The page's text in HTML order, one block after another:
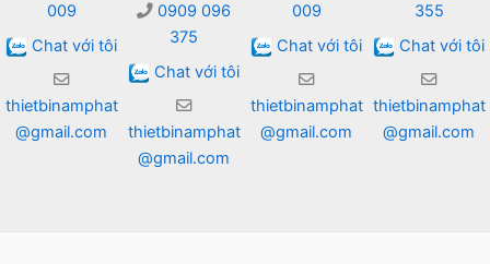
009
Chat với tôi
thietbinamphat
@gmail.com
0909 096
375
Chat với tôi
thietbinamphat
@gmail.com
009
Chat với tôi
thietbinamphat
@gmail.com
355
Chat với tôi
thietbinamphat
@gmail.com